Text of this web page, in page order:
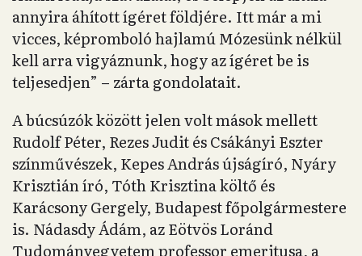
annyira áhított ígéret földjére. Itt már a mi
vicces, képromboló hajlamú Mózesünk nélkül
kell arra vigyáznunk, hogy az ígéret be is
teljesedjen” – zárta gondolatait.
A búcsúzók között jelen volt mások mellett
Rudolf Péter, Rezes Judit és Csákányi Eszter
színművészek, Kepes András újságíró, Nyáry
Krisztián író, Tóth Krisztina költő és
Karácsony Gergely, Budapest főpolgármestere
is. Nádasdy Ádám, az Eötvös Loránd
Tudományegyetem professor emeritusa, a